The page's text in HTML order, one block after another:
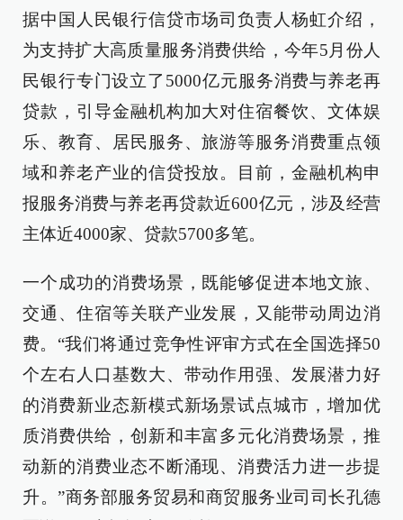
据中国人民银行信贷市场司负责人杨虹介绍，
为支持扩大高质量服务消费供给，今年5月份人
民银行专门设立了5000亿元服务消费与养老再
贷款，引导金融机构加大对住宿餐饮、文体娱
乐、教育、居民服务、旅游等服务消费重点领
域和养老产业的信贷投放。目前，金融机构申
报服务消费与养老再贷款近600亿元，涉及经营
主体近4000家、贷款5700多笔。
一个成功的消费场景，既能够促进本地文旅、
交通、住宿等关联产业发展，又能带动周边消
费。“我们将通过竞争性评审方式在全国选择50
个左右人口基数大、带动作用强、发展潜力好
的消费新业态新模式新场景试点城市，增加优
质消费供给，创新和丰富多元化消费场景，推
动新的消费业态不断涌现、消费活力进一步提
升。”商务部服务贸易和商贸服务业司司长孔德